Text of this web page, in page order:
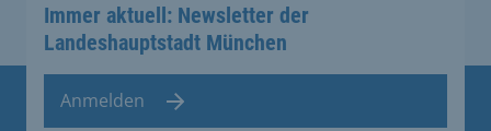
Immer aktuell: Newsletter der
Landeshauptstadt München
Anmelden